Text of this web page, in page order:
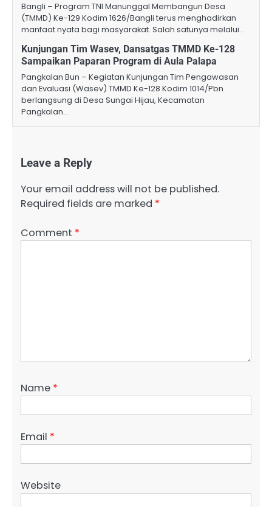
Bangli – Program TNI Manunggal Membangun Desa
(TMMD) Ke-129 Kodim 1626/Bangli terus menghadirkan
manfaat nyata bagi masyarakat. Salah satunya melalui…
Kunjungan Tim Wasev, Dansatgas TMMD Ke-128
Sampaikan Paparan Program di Aula Palapa
Pangkalan Bun – Kegiatan Kunjungan Tim Pengawasan
dan Evaluasi (Wasev) TMMD Ke-128 Kodim 1014/Pbn
berlangsung di Desa Sungai Hijau, Kecamatan
Pangkalan…
Leave a Reply
Your email address will not be published.
Required fields are marked *
Comment *
Name *
Email *
Website